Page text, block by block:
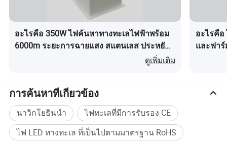
บำรุงรักษาพร้อมพื้นที่ติดตั้งน้อยเหมาะ
สำหรับเรือลาดตระเวนเรือ SAR และเรือ
ในฟาร์มรวมถึงเรือทำงานเรือซูเปอร์ยอ
ชท์และเรือสำราญ รุ่นที่มีกล้องถ่ายภาพ
ความร้อนบนบอร์ดLCD Marine Search Lights
Marine Search ซึ่งจะช่วยให้คุณประหยัดเงินได้
อะไรคือ 350W ไฟค้นหาทางทะเลไฟฟ้าพร้อม
6000m ระยะการฉายแสง สแตนเลส ประหยัด
พลังงาน สำหรับเรือลาดตระเวน การป้องกัน
ดูเพิ่มเติม
อะไรคือ
และฟาร์
การค้นหาที่เกี่ยวข้อง
นาวิกโยธินนำ
ไฟทะเลที่มีการรับรอง CE
ไฟ LED ทางทะเล ที่เป็นไปตามมาตรฐาน RoHS